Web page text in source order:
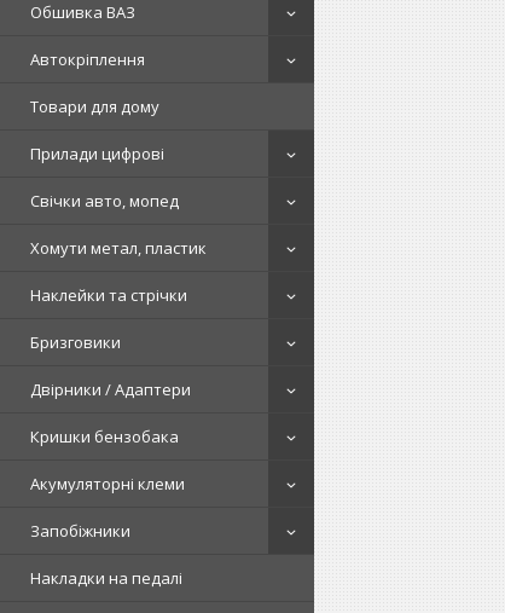
Обшивка ВАЗ
Автокріплення
Товари для дому
Прилади цифрові
Свічки авто, мопед
Хомути метал, пластик
Наклейки та стрічки
Бризговики
Двірники / Адаптери
Кришки бензобака
Акумуляторні клеми
Запобіжники
Накладки на педалі